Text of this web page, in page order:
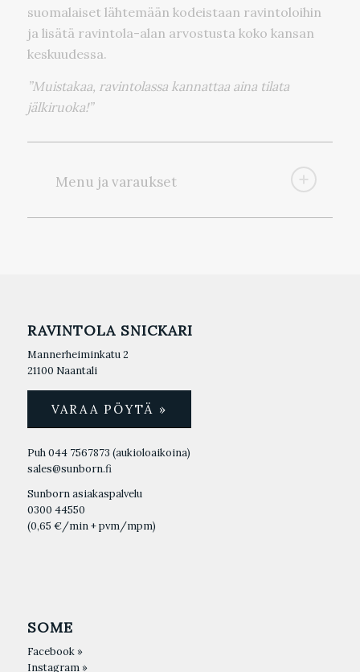
suomalaiset lähtemään kodeistaan ravintoloihin
ja lisätä ravintola-alan arvostusta koko kansan
keskuudessa.
”Muistakaa, ravintolassa kannattaa aina tilata
jälkiruoka!”
Menu ja varaukset
RAVINTOLA SNICKARI
Mannerheiminkatu 2
21100 Naantali
VARAA PÖYTÄ »
Puh 044 7567873 (aukioloaikoina)
sales@sunborn.fi
Sunborn asiakaspalvelu
0300 44550
(0,65 €/min + pvm/mpm)
SOME
Facebook »
Instagram »